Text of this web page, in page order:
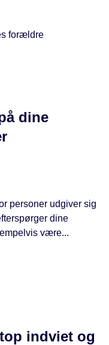
forældre
dine
personer udgiver sig
dine
være...
indviet og